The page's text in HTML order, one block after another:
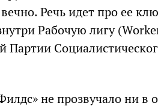
вечно. Речь идет про ее
Рабочую лигу
Партии
не прозвучало ни